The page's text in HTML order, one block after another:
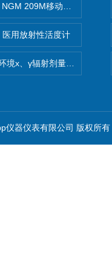
NGM 209M移动式惰性气体
医用放射性活度计
境x、γ辐射剂量率仪
仪器仪表有限公司 版权所有